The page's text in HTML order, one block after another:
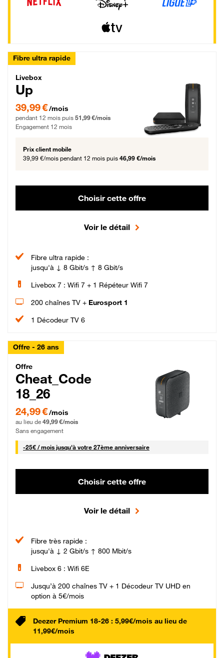
Fibre ultra rapide
Livebox Up Fibre
Livebox
Up
39,99 € par mois pendant 12 mois puis 51,99 € par mois, Engagement 12 mois
39,99 €/mois
pendant 12 mois puis 51,99 €/mois
Engagement 12 mois
Prix client mobile
39,99 €/mois pendant 12 mois puis 46,99 €/mois
Choisir cette offre
Voir le détail
Fibre ultra rapide :
jusqu'à ↓ 8 Gbit/s ↑ 8 Gbit/s
Livebox 7 : Wifi 7 + 1 Répéteur Wifi 7
200 chaînes TV + Eurosport 1
1 Décodeur TV 6
Offre - 26 ans
Cheat_Code Fibre_18_26
Offre
Cheat_Code
18_26
24,99 € par mois pendant 0 mois puis 49,99 € par mois, Sans engagement
24,99 €/mois
au lieu de 49,99 €/mois
Sans engagement
-25€ / mois25 € par mois
jusqu'à votre 27ème anniversaire
Choisir cette offre
Voir le détail
Fibre très rapide :
jusqu'à ↓ 2 Gbit/s ↑ 800 Mbit/s
Livebox 6 : Wifi 6E
Jusqu’à 200 chaînes TV + 1 Décodeur TV UHD en
option à 5€/mois
Deezer Premium 18-26 : 5,99€/mois au lieu de
11,99€/mois